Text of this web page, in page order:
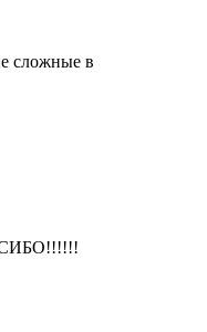
сложные в